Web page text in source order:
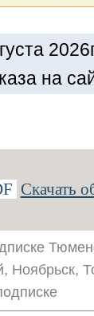
на
Скачать
Ноябрьск,